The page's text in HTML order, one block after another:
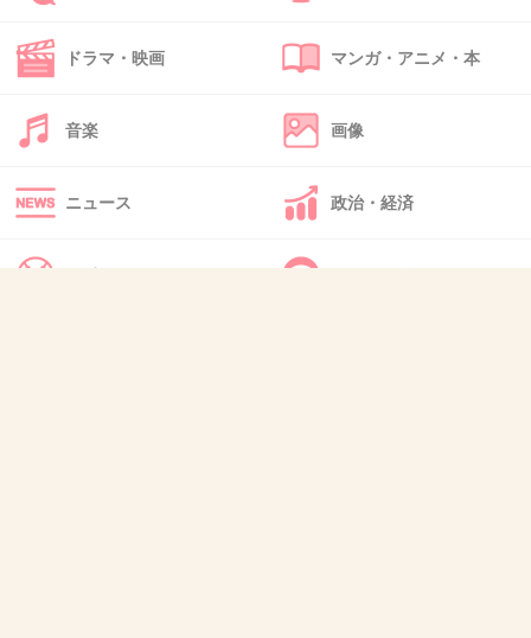
48. 匿名
ホント庶民にはピッタリ！
49. 匿名
店舗でケーキの味とか違うのかな？
うちの近所のはスポンジがパサパサですごくまずかった。
ドラマ・映画 マンガ・アニメ・本
音楽 画像
ニュース 政治・経済